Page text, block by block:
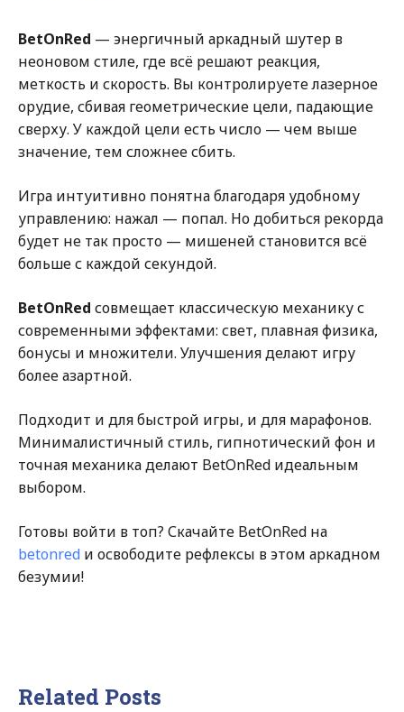
BetOnRed — энергичный аркадный шутер в
неоновом стиле, где всё решают реакция,
меткость и скорость. Вы контролируете лазерное
орудие, сбивая геометрические цели, падающие
сверху. У каждой цели есть число — чем выше
значение, тем сложнее сбить.
Игра интуитивно понятна благодаря удобному
управлению: нажал — попал. Но добиться рекорда
будет не так просто — мишеней становится всё
больше с каждой секундой.
BetOnRed совмещает классическую механику с
современными эффектами: свет, плавная физика,
бонусы и множители. Улучшения делают игру
более азартной.
Подходит и для быстрой игры, и для марафонов.
Минималистичный стиль, гипнотический фон и
точная механика делают BetOnRed идеальным
выбором.
Готовы войти в топ? Скачайте BetOnRed на
betonred и освободите рефлексы в этом аркадном
безумии!
Related Posts